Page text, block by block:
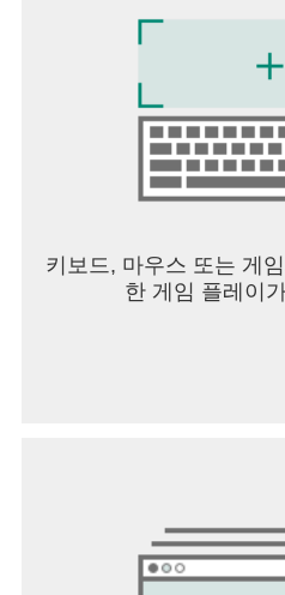
키보드, 마우스 또는 게
한 게임 플레이